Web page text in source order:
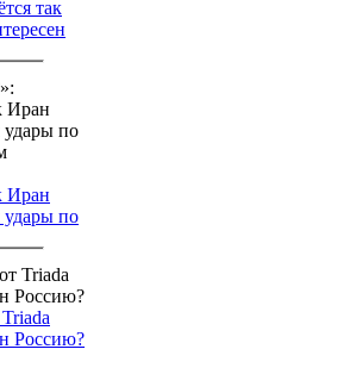
так
Иран
удары по
Россию?